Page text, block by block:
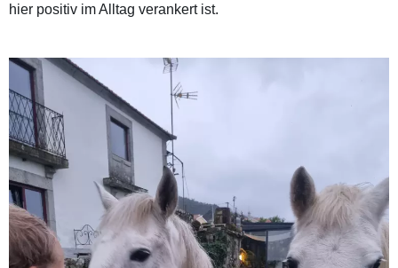
hier positiv im Alltag verankert ist.